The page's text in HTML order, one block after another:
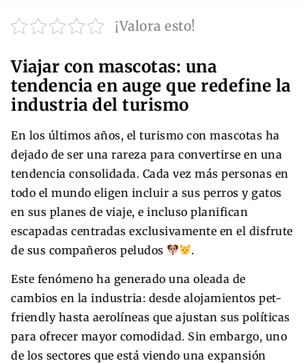
¡Valora esto!
Viajar con mascotas: una
tendencia en auge que redefine la
industria del turismo
En los últimos años, el turismo con mascotas ha
dejado de ser una rareza para convertirse en una
tendencia consolidada. Cada vez más personas en
todo el mundo eligen incluir a sus perros y gatos
en sus planes de viaje, e incluso planifican
escapadas centradas exclusivamente en el disfrute
de sus compañeros peludos
.
Este fenómeno ha generado una oleada de
cambios en la industria: desde alojamientos pet-
friendly hasta aerolíneas que ajustan sus políticas
para ofrecer mayor comodidad. Sin embargo, uno
de los sectores que está viendo una expansión